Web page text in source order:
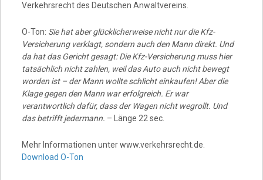
Verkehrsrecht des Deutschen Anwaltvereins.
O-Ton: Sie hat aber glücklicherweise nicht nur die Kfz-
Versicherung verklagt, sondern auch den Mann direkt. Und
da hat das Gericht gesagt: Die Kfz-Versicherung muss hier
tatsächlich nicht zahlen, weil das Auto auch nicht bewegt
worden ist – der Mann wollte schlicht einkaufen! Aber die
Klage gegen den Mann war erfolgreich. Er war
verantwortlich dafür, dass der Wagen nicht wegrollt. Und
das betrifft jedermann. – Länge 22 sec.
Mehr Informationen unter www.verkehrsrecht.de.
Download O-Ton